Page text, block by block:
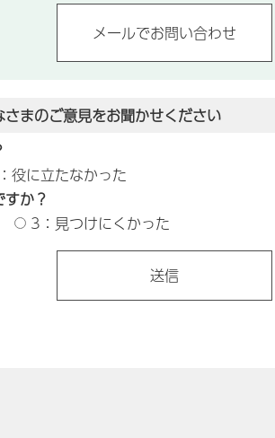
まのご意見をお聞かせください
役に立たなかった
か？
3：見つけにくかった